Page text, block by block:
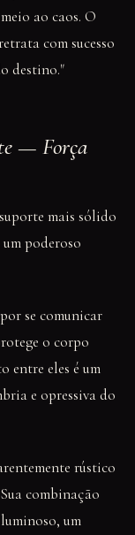
ao caos. O
com sucesso
destino."
— Força
mais sólido
poderoso
se comunicar
o corpo
entre eles é um
e opressiva do
rústico
combinação
um